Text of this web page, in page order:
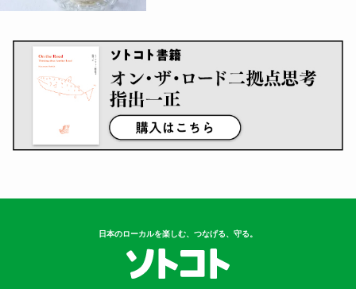
日本のローカルを楽しむ、つなげる、守る。